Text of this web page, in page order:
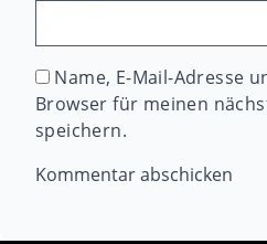
Name, E-Mail-Adresse
Browser für meinen
speichern.